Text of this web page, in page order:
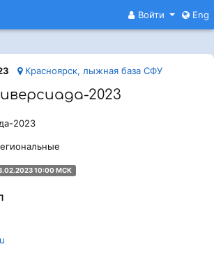
Войти Eng
Красноярск, лыжная база СФУ
2023
2023
10:00 МСК